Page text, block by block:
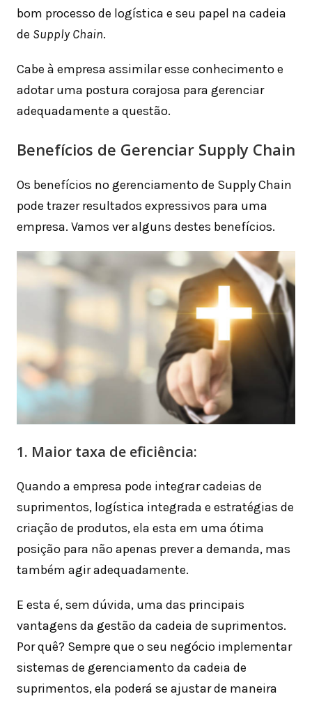
bom processo de logística e seu papel na cadeia
de Supply Chain.
Cabe à empresa assimilar esse conhecimento e
adotar uma postura corajosa para gerenciar
adequadamente a questão.
Benefícios de Gerenciar Supply Chain
Os benefícios no gerenciamento de Supply Chain
pode trazer resultados expressivos para uma
empresa. Vamos ver alguns destes benefícios.
1. Maior taxa de eficiência:
Quando a empresa pode integrar cadeias de
suprimentos, logística integrada e estratégias de
criação de produtos, ela esta em uma ótima
posição para não apenas prever a demanda, mas
também agir adequadamente.
E esta é, sem dúvida, uma das principais
vantagens da gestão da cadeia de suprimentos.
Por quê? Sempre que o seu negócio implementar
sistemas de gerenciamento da cadeia de
suprimentos, ela poderá se ajustar de maneira